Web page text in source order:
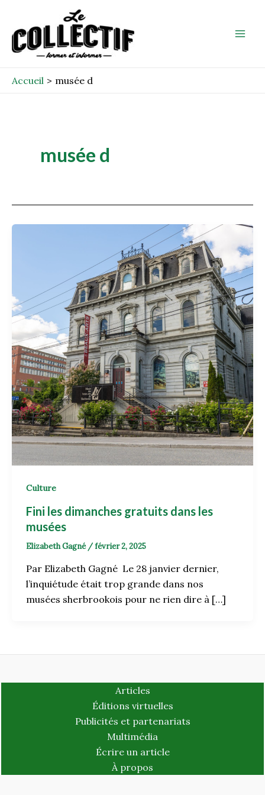
contenu
Accueil musée d
musée d
Culture
Fini les dimanches gratuits dans les
musées
Elizabeth Gagné /février 2, 2025
Par Elizabeth Gagné Le 28 janvier dernier,
l’inquiétude était trop grande dans nos
musées sherbrookois pour ne rien dire à […]
Articles
Éditions virtuelles
Publicités et partenariats
Multimédia
Écrire un article
À propos